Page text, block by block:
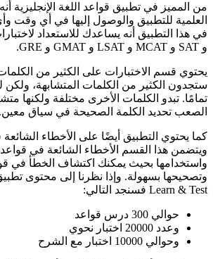
من المميز في تطبيق قواعد اللغة الإنجليزية
العلمية للتطبيق والوصول إليها في أي وقت
و SAT و MCAT و LSAT و GMAT و GRE.
يحتوي قسم الاختبارات على الكثير من
ستجدون الكثير من الكلمات المتشابهة، ولكن
تمامًا. تبدو الكلمات الأخرى مختلفة ولكنها
الصعب تحديد الكلمة الصحيحة في سياق معين.
كما يحتوي التطبيق أيضًا على الأخطاء الشائعة
ويتضمن هذا القسم الأخطاء الشائعة في قواعد
واستخدامها بحيث يمكنك اكتشاف الخطأ في
Learn & Test فسنجد التالي:
حوالي 300 درس قواعد
وعدد 20000 اختبار نحوي
وحوالي 10000 اختبار مع الشرح